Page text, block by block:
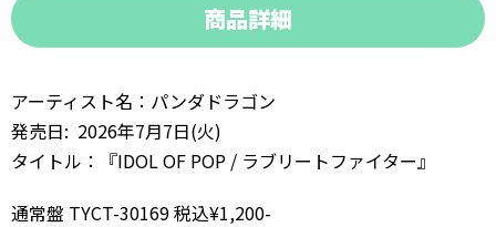
商品詳細
アーティスト名：パンダドラゴン
発売日: 2026年7月7日(火)
タイトル：『IDOL OF POP / ラブリートファイター』
通常盤 TYCT-30169 税込¥1,200-